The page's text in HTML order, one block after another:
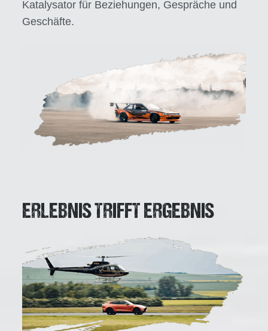
Katalysator für Beziehungen, Gespräche und
Geschäfte.
ERLEBNIS TRIFFT ERGEBNIS